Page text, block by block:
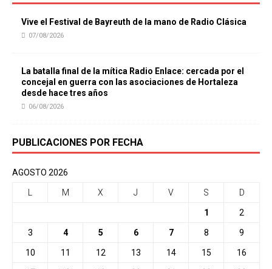
Vive el Festival de Bayreuth de la mano de Radio Clásica
07/08/2026
La batalla final de la mítica Radio Enlace: cercada por el
concejal en guerra con las asociaciones de Hortaleza
desde hace tres años
06/08/2026
PUBLICACIONES POR FECHA
AGOSTO 2026
M X J V S D
1 2
3 4 5 6 7 8 9
10 11 12 13 14 15 16